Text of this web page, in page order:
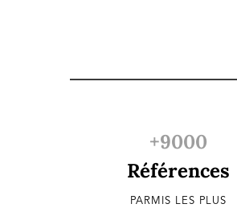
+9000
Références
PARMIS LES PLUS